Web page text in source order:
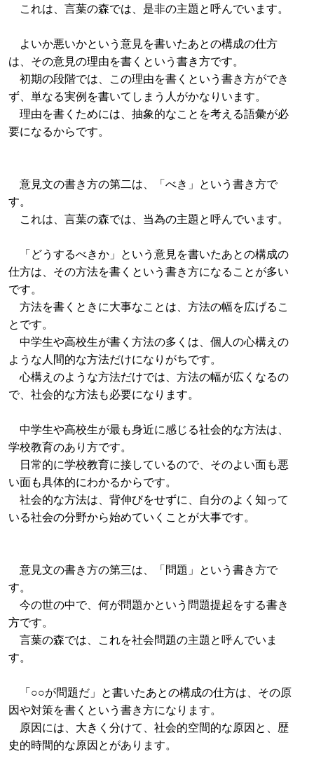
これは、言葉の森では、是非の主題と呼んでいます。
よいか悪いかという意見を書いたあとの構成の仕方
は、その意見の理由を書くという書き方です。
初期の段階では、この理由を書くという書き方ができ
ず、単なる実例を書いてしまう人がかなりいます。
理由を書くためには、抽象的なことを考える語彙が必
要になるからです。
意見文の書き方の第二は、「べき」という書き方で
す。
これは、言葉の森では、当為の主題と呼んでいます。
「どうするべきか」という意見を書いたあとの構成の
仕方は、その方法を書くという書き方になることが多い
です。
方法を書くときに大事なことは、方法の幅を広げるこ
とです。
中学生や高校生が書く方法の多くは、個人の心構えの
ような人間的な方法だけになりがちです。
心構えのような方法だけでは、方法の幅が広くなるの
で、社会的な方法も必要になります。
中学生や高校生が最も身近に感じる社会的な方法は、
学校教育のあり方です。
日常的に学校教育に接しているので、そのよい面も悪
い面も具体的にわかるからです。
社会的な方法は、背伸びをせずに、自分のよく知って
いる社会の分野から始めていくことが大事です。
意見文の書き方の第三は、「問題」という書き方で
す。
今の世の中で、何が問題かという問題提起をする書き
方です。
言葉の森では、これを社会問題の主題と呼んでいま
す。
「○○が問題だ」と書いたあとの構成の仕方は、その原
因や対策を書くという書き方になります。
原因には、大きく分けて、社会的空間的な原因と、歴
史的時間的な原因とがあります。